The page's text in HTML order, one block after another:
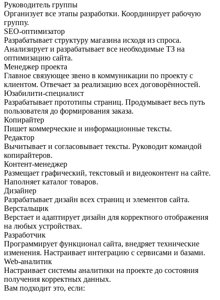
Руководитель группы
Организует все этапы разработки. Координирует рабочую
группу.
SEO-оптимизатор
Разрабатывает структуру магазина исходя из спроса.
Анализирует и разрабатывает все необходимые ТЗ на
оптимизацию сайта.
Менеджер проекта
Главное связующее звено в коммуникации по проекту с
клиентом. Отвечает за реализацию всех договорённостей.
Юзабилити-специалист
Разрабатывает прототипы страниц. Продумывает весь путь
пользователя до формирования заказа.
Копирайтер
Пишет коммерческие и информационные тексты.
Редактор
Вычитывает и согласовывает тексты. Руководит командой
копирайтеров.
Контент-менеджер
Размещает графический, текстовый и видеоконтент на сайте.
Наполняет каталог товаров.
Дизайнер
Разрабатывает дизайн всех страниц и элементов сайта.
Верстальщик
Верстает и адаптирует дизайн для корректного отображения
на любых устройствах.
Разработчик
Программирует функционал сайта, внедряет технические
изменения. Настраивает интеграцию с сервисами и базами.
Web-аналитик
Настраивает системы аналитики на проекте до состояния
получения корректных данных.
Вам подходит это, если: